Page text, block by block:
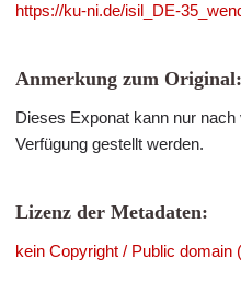
https://ku-ni.de/isil_DE-
Anmerkung zum Original:
Dieses Exponat kann nur
Verfügung gestellt werden.
Lizenz der Metadaten:
kein Copyright / Public domain